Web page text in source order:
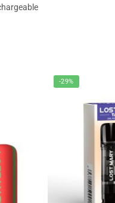
-29%